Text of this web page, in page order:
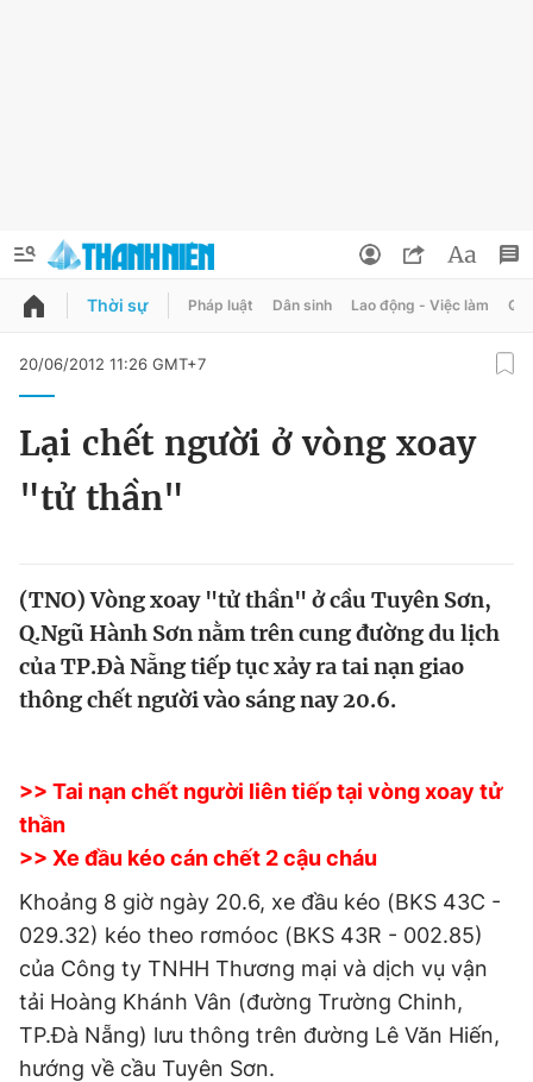
QUẢNG CÁO
Chuyên mục
Tin thị trường Tin 360
Sản phẩm khác
Tiện ích Bạn cần biết
Thông tin tòa soạn Liên hệ quảng cáo
Đổi mật khẩu
Tin đã lưu
Đăng xuất
Thời sự Pháp luật Dân sinh Lao động - Việc làm
20/06/2012 11:26 GMT+7
Lại chết người ở vòng xoay
"tử thần"
(TNO) Vòng xoay "tử thần" ở cầu Tuyên Sơn,
Q.Ngũ Hành Sơn nằm trên cung đường du lịch
của TP.Đà Nẵng tiếp tục xảy ra tai nạn giao
thông chết người vào sáng nay 20.6.
>> Tai nạn chết người liên tiếp tại vòng xoay tử
thần
>> Xe đầu kéo cán chết 2 cậu cháu
Khoảng 8 giờ ngày 20.6, xe đầu kéo (BKS 43C -
029.32) kéo theo rơmóoc (BKS 43R - 002.85)
của Công ty TNHH Thương mại và dịch vụ vận
tải Hoàng Khánh Vân (đường Trường Chinh,
TP.Đà Nẵng) lưu thông trên đường Lê Văn Hiến,
hướng về cầu Tuyên Sơn.